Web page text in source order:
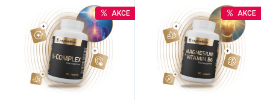
AKCE AKCE